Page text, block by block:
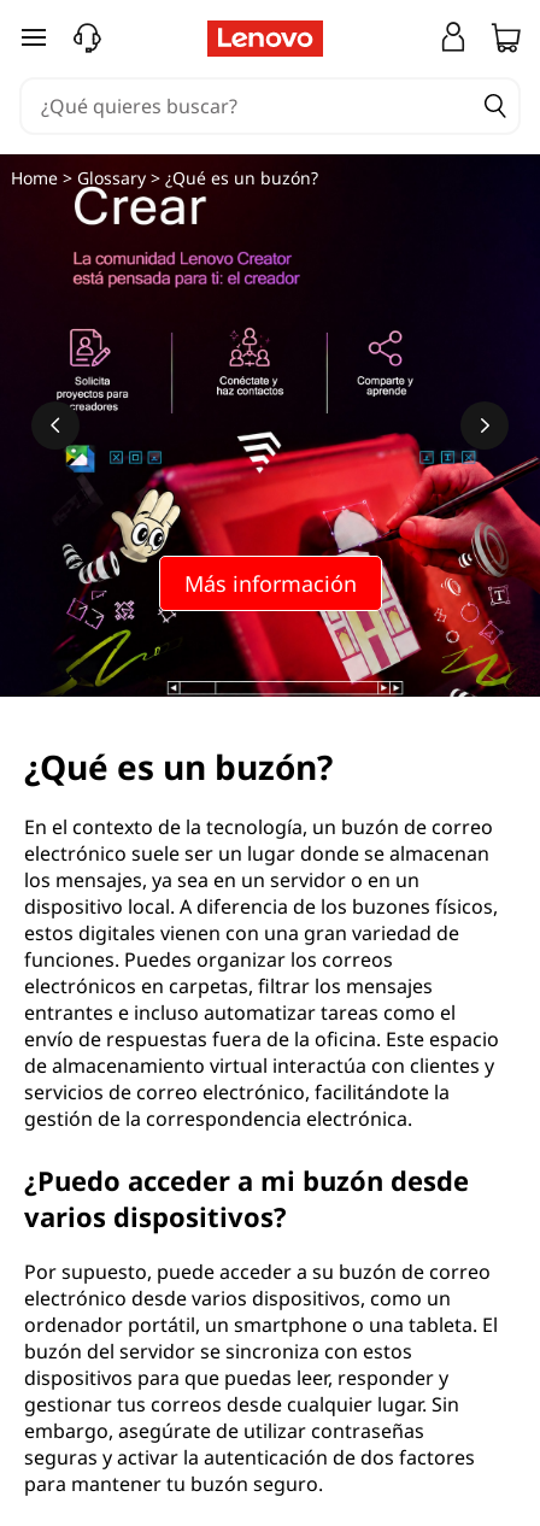
é
?
Ir al contenido principal
Más información
Home> Glossary> ¿Qué es un buzón?
¿Qué es un buzón?
En el contexto de la tecnología, un buzón de correo
electrónico suele ser un lugar donde se almacenan
los mensajes, ya sea en un servidor o en un
dispositivo local. A diferencia de los buzones físicos,
estos digitales vienen con una gran variedad de
funciones. Puedes organizar los correos
electrónicos en carpetas, filtrar los mensajes
entrantes e incluso automatizar tareas como el
envío de respuestas fuera de la oficina. Este espacio
de almacenamiento virtual interactúa con clientes y
servicios de correo electrónico, facilitándote la
gestión de la correspondencia electrónica.
¿Puedo acceder a mi buzón desde
varios dispositivos?
Por supuesto, puede acceder a su buzón de correo
electrónico desde varios dispositivos, como un
ordenador portátil, un smartphone o una tableta. El
buzón del servidor se sincroniza con estos
dispositivos para que puedas leer, responder y
gestionar tus correos desde cualquier lugar. Sin
embargo, asegúrate de utilizar contraseñas
seguras y activar la autenticación de dos factores
para mantener tu buzón seguro.